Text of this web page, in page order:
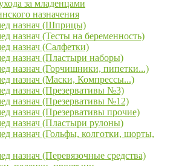
за младенцами
назначения
назнач (Шприцы)
назнач (Тесты на беременность)
назнач (Салфетки)
назнач (Пластыри наборы)
назнач (Горчишники, пипетки...)
назнач (Маски, Компрессы...)
назнач (Презервативы №3)
назнач (Презервативы №12)
назнач (Презервативы прочие)
назнач (Пластыри рулоны)
назнач (Гольфы, колготки, шорты,
назнач (Перевязочные средства)